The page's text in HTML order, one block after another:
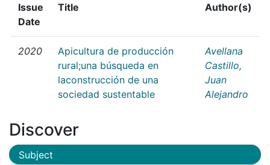
Issue
Date
Title Author(s)
2020
Apicultura de producción
rural;una búsqueda en
laconstrucción de una
sociedad sustentable
Avellana
Castillo,
Juan
Alejandro
Discover
Subject